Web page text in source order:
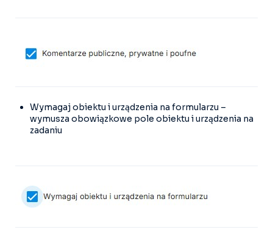
Wymagaj obiektu i urządzenia na formularzu –
wymusza obowiązkowe pole obiektu i urządzenia na
zadaniu